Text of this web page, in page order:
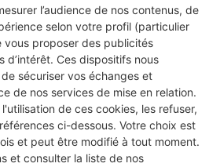
l’audience de nos contenus, de
selon votre profil (particulier
vous proposer des publicités
d’intérêt. Ces dispositifs nous
sécuriser vos échanges et
de nos services de mise en relation.
de ces cookies, les refuser,
ci-dessous. Votre choix est
et peut être modifié à tout moment.
et consulter la liste de nos
UN DEVIS